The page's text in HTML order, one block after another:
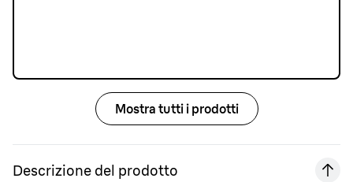
Mostra tutti i prodotti
Descrizione del prodotto